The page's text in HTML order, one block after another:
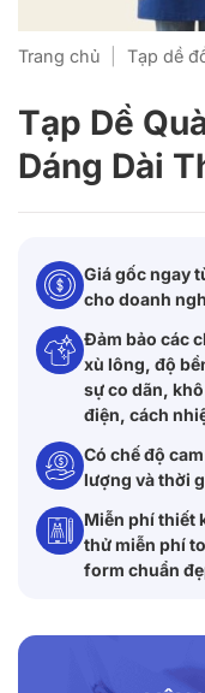
Trang chủ Tạp dề
Tạp Dề
Dáng Dài
Giá gốc ngay
cho doanh
Đảm bảo các
xù lông, độ
sự co dãn,
điện, cách
Có chế độ
lượng và thời
Miễn phí thiết
thử miễn phí
form chuẩn